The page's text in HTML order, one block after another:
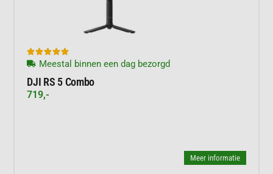

Meestal binnen een dag bezorgd
DJI RS 5 Combo
719,-
Meer informatie